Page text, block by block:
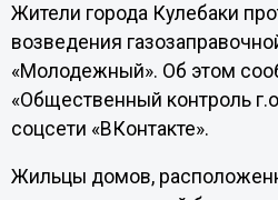
Жители города Кулебаки
возведения
«Молодежный». Об этом
«Общественный контроль
соцсети «ВКонтакте».
Жильцы домов,